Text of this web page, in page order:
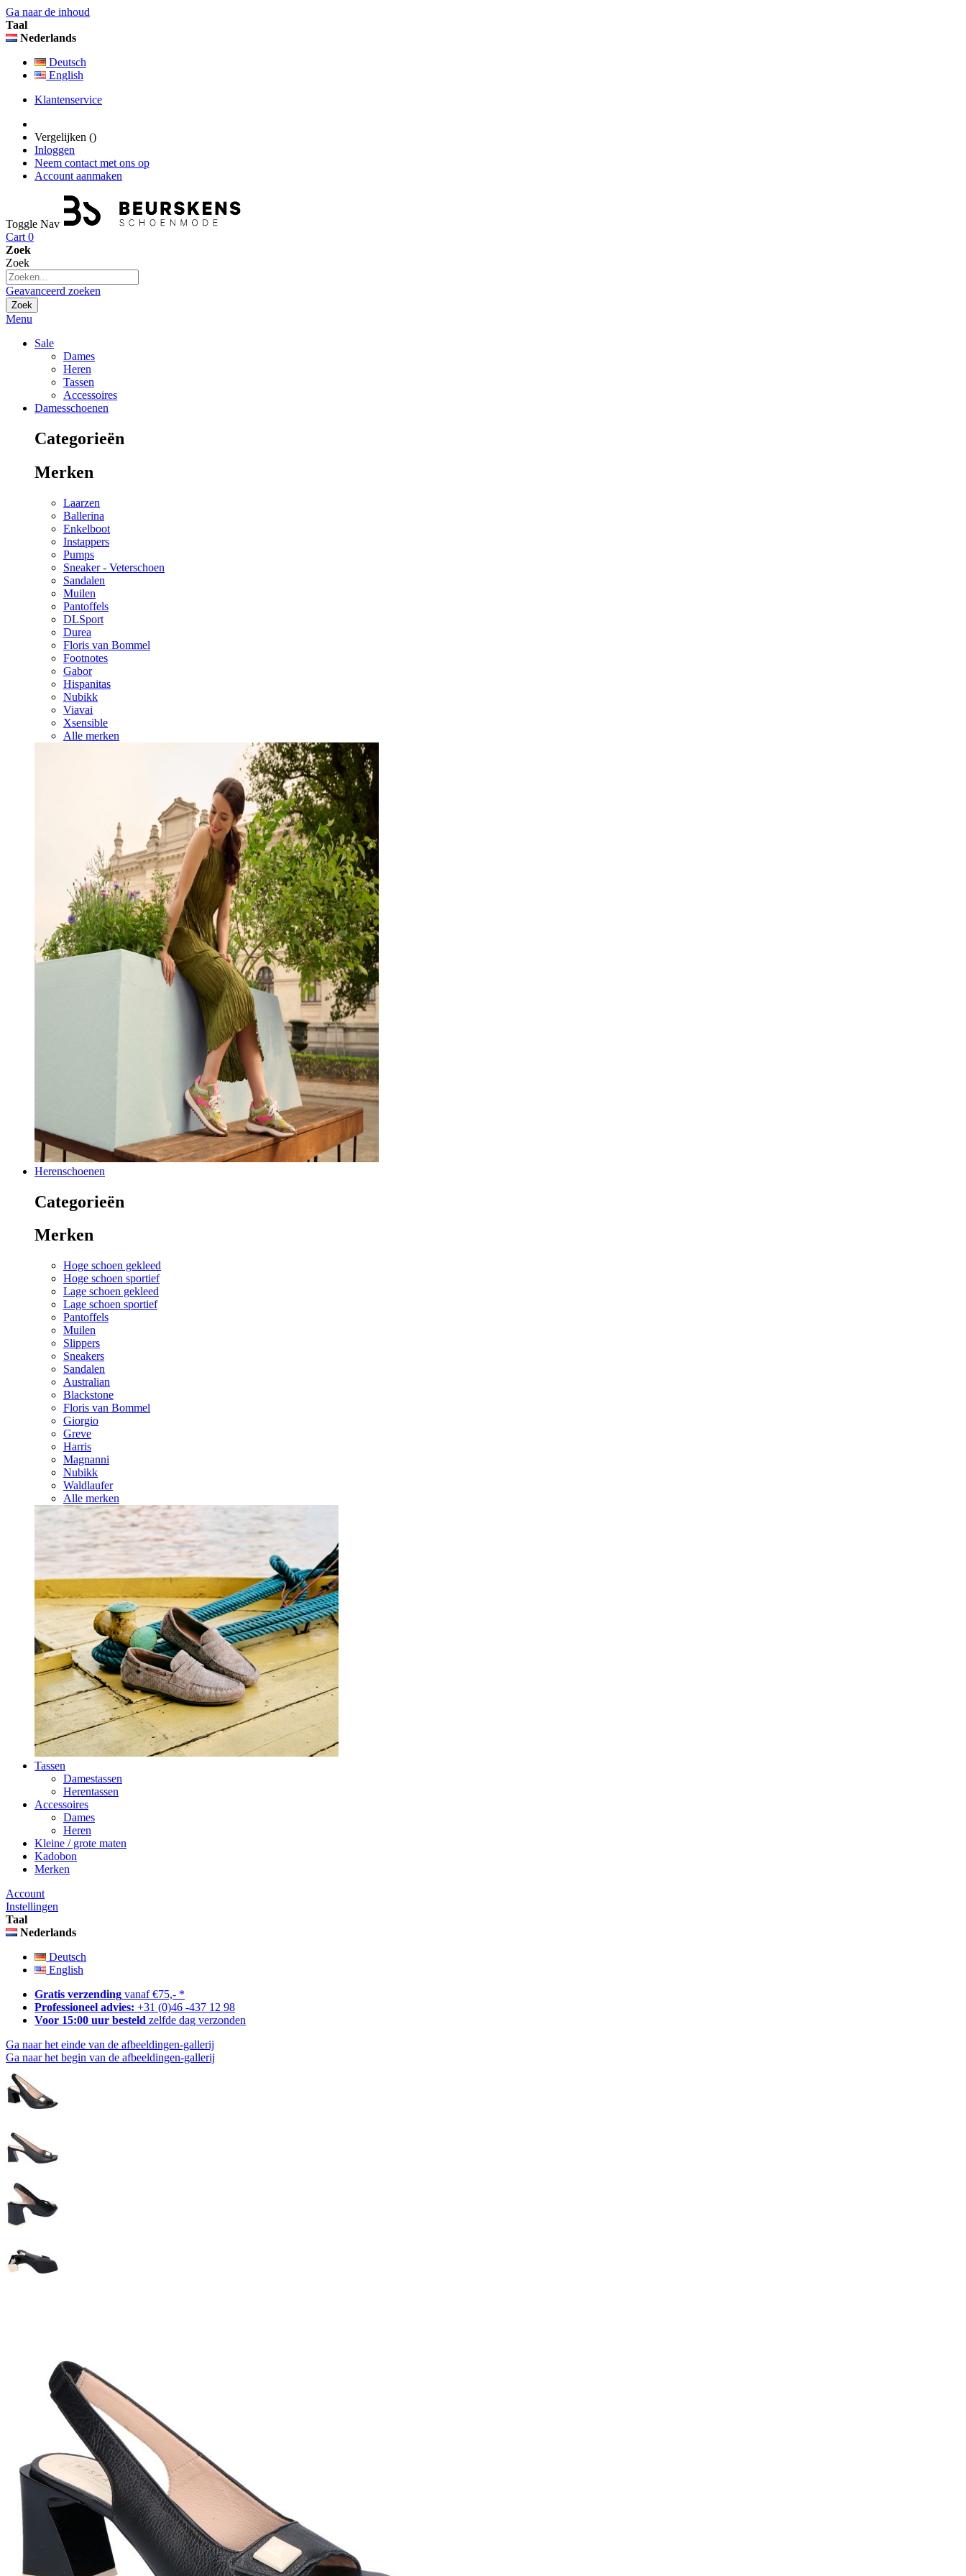
Ga naar de inhoud
Taal
Nederlands
Deutsch
English
Klantenservice
Vergelijken ()
Inloggen
Neem contact met ons op
Account aanmaken
Toggle Nav
Cart 0
Zoek
Zoek
Geavanceerd zoeken
Zoek
Menu
Sale
Dames
Heren
Tassen
Accessoires
Damesschoenen
Categorieën
Merken
Laarzen
Ballerina
Enkelboot
Instappers
Pumps
Sneaker - Veterschoen
Sandalen
Muilen
Pantoffels
DLSport
Durea
Floris van Bommel
Footnotes
Gabor
Hispanitas
Nubikk
Viavai
Xsensible
Alle merken
Herenschoenen
Categorieën
Merken
Hoge schoen gekleed
Hoge schoen sportief
Lage schoen gekleed
Lage schoen sportief
Pantoffels
Muilen
Slippers
Sneakers
Sandalen
Australian
Blackstone
Floris van Bommel
Giorgio
Greve
Harris
Magnanni
Nubikk
Waldlaufer
Alle merken
Tassen
Damestassen
Herentassen
Accessoires
Dames
Heren
Kleine / grote maten
Kadobon
Merken
Account
Instellingen
Taal
Nederlands
Deutsch
English
Gratis verzending vanaf €75,- *
Professioneel advies: +31 (0)46 -437 12 98
Voor 15:00 uur besteld zelfde dag verzonden
Ga naar het einde van de afbeeldingen-gallerij
Ga naar het begin van de afbeeldingen-gallerij